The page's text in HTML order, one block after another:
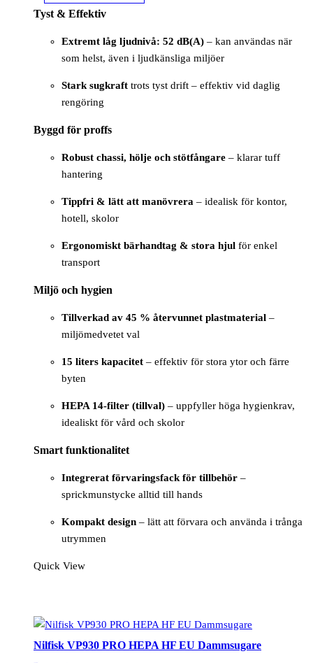
Tyst & Effektiv
Extremt låg ljudnivå: 52 dB(A) – kan användas när
som helst, även i ljudkänsliga miljöer
Stark sugkraft trots tyst drift – effektiv vid daglig
rengöring
Byggd för proffs
Robust chassi, hölje och stötfångare – klarar tuff
hantering
Tippfri & lätt att manövrera – idealisk för kontor,
hotell, skolor
Ergonomiskt bärhandtag & stora hjul för enkel
transport
Miljö och hygien
Tillverkad av 45 % återvunnet plastmaterial –
miljömedvetet val
15 liters kapacitet – effektiv för stora ytor och färre
byten
HEPA 14-filter (tillval) – uppfyller höga hygienkrav,
idealiskt för vård och skolor
Smart funktionalitet
Integrerat förvaringsfack för tillbehör –
sprickmunstycke alltid till hands
Kompakt design – lätt att förvara och använda i trånga
utrymmen
Quick View
Nilfisk VP930 PRO HEPA HF EU Dammsugare